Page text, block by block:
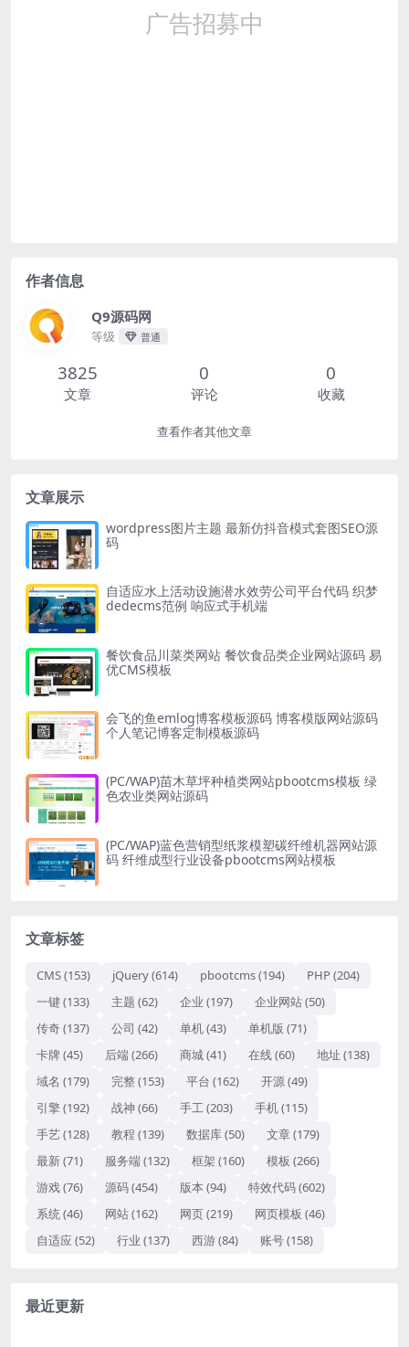
作者信息
Q9源码网
等级 普通
3825
文章
0
评论
0
收藏
查看作者其他文章
文章展示
wordpress图片主题 最新仿抖音模式套图SEO源
码
自适应水上活动设施潜水效劳公司平台代码 织梦
dedecms范例 响应式手机端
餐饮食品川菜类网站 餐饮食品类企业网站源码 易
优CMS模板
会飞的鱼emlog博客模板源码 博客模版网站源码
个人笔记博客定制模板源码
(PC/WAP)苗木草坪种植类网站pbootcms模板 绿
色农业类网站源码
(PC/WAP)蓝色营销型纸浆模塑碳纤维机器网站源
码 纤维成型行业设备pbootcms网站模板
文章标签
CMS(153) jQuery(614) pbootcms(194) PHP(204)
一键(133) 主题 (62) 企业 (197) 企业网站(50)
传奇(137) 公司 (42) 单机(43) 单机版 (71)
卡牌 (45) 后端(266) 商城(41) 在线(60) 地址 (138)
域名 (179) 完整(153) 平台 (162) 开源(49)
引擎(192) 战神 (66) 手工(203) 手机(115)
手艺(128) 教程 (139) 数据库(50) 文章 (179)
最新 (71) 服务端(132) 框架 (160) 模板 (266)
游戏(76) 源码(454) 版本 (94) 特效代码(602)
系统(46) 网站(162) 网页(219) 网页模板 (46)
自适应 (52) 行业 (137) 西游(84) 账号(158)
最近更新